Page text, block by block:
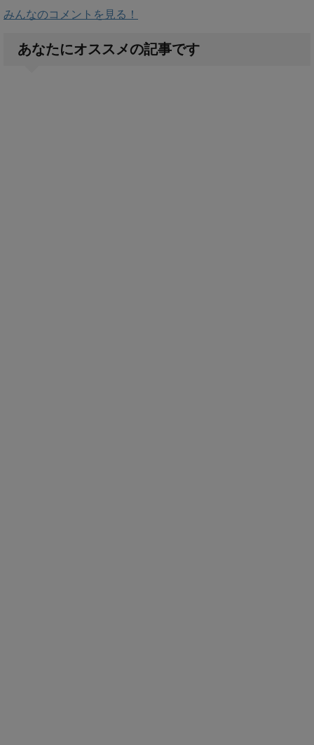
みんなのコメントを見る！
あなたにオススメの記事です